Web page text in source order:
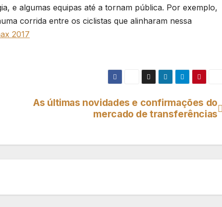
e algumas equipas até a tornam pública. Por exemplo,
corrida entre os ciclistas que alinharam nessa
2017
As últimas novidades e confirmações do
mercado de transferências